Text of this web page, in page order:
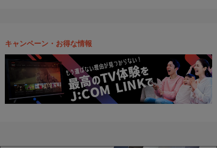
キャンペーン・お得な情報